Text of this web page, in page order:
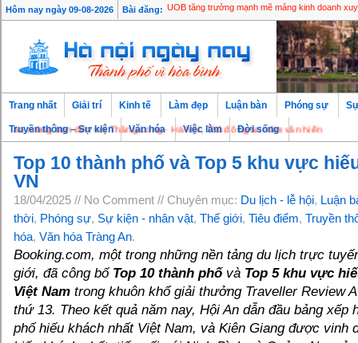
Hôm nay ngày 09-08-2026 Bài đăng: UOB tăng trưởng mạnh mẽ mảng kinh doanh
bạn đến với Thăng Long - Hà Nội, Thủ đô ngàn năm văn hiến
Trang nhất Giải trí Kinh tế Làm đẹp Luận bàn Phóng sự
Truyền thông – Sự kiện Văn hóa Việc làm Đời sống
Top 10 thành phố và Top 5 khu vực
VN
18/04/2025 // No Comment // Chuyên mục: Du lịch - lễ hội, Luận
thời, Phóng sự, Sự kiện - nhân vật, Thế giới, Tiêu điểm, Truyền
hóa, Văn hóa Tràng An.
Booking.com, một trong những nền tảng du lịch trực
giới, đã công bố Top 10 thành phốvà Top 5 khu vực
Việt Nam trong khuôn khổ giải thưởng Traveller Review
thứ 13. Theo kết quả năm nay, Hội An dẫn đầu bảng xếp
phố hiếu khách nhất Việt Nam, và Kiên Giang được vinh